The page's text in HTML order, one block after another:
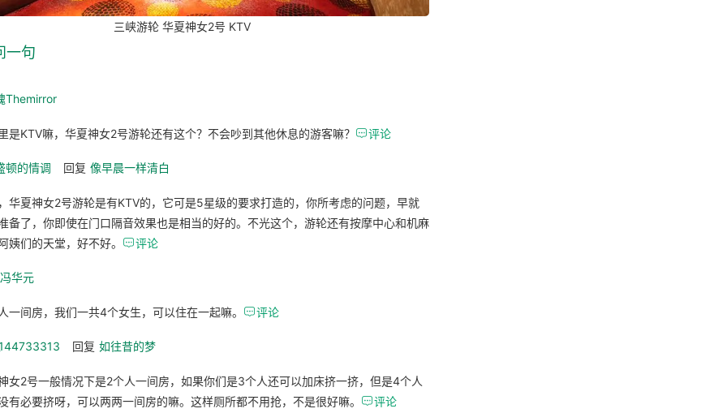
三峡游轮 华夏神女2号 KTV
一句
Themirror
是KTV嘛，华夏神女2号游轮还有这个？不会吵到其他休息的游客嘛？ 评论
顿的情调 回复 像早晨一样清白
华夏神女2号游轮是有KTV的，它可是5星级的要求打造的，你所考虑的问题，早就
备了，你即使在门口隔音效果也是相当的好的。不光这个，游轮还有按摩中心和机麻
姨们的天堂，好不好。 评论
华元
一间房，我们一共4个女生，可以住在一起嘛。 评论
回复 如往昔的梦
女2号一般情况下是2个人一间房，如果你们是3个人还可以加床挤一挤，但是4个人
有必要挤呀，可以两两一间房的嘛。这样厕所都不用抢，不是很好嘛。 评论